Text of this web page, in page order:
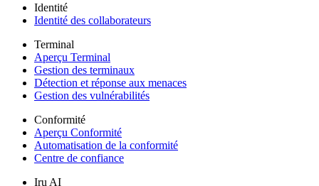
Identité
Identité des collaborateurs
Terminal
Aperçu Terminal
Gestion des terminaux
Détection et réponse aux menaces
Gestion des vulnérabilités
Conformité
Aperçu Conformité
Automatisation de la conformité
Centre de confiance
Iru AI